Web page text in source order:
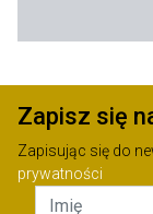
Zapisz się
Zapisując się do
prywatności